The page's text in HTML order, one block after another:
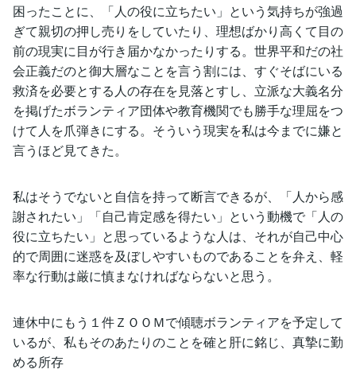
困ったことに、「人の役に立ちたい」という気持ちが強過
ぎて親切の押し売りをしていたり、理想ばかり高くて目の
前の現実に目が行き届かなかったりする。世界平和だの社
会正義だのと御大層なことを言う割には、すぐそばにいる
救済を必要とする人の存在を見落とすし、立派な大義名分
を掲げたボランティア団体や教育機関でも勝手な理屈をつ
けて人を爪弾きにする。そういう現実を私は今までに嫌と
言うほど見てきた。
私はそうでないと自信を持って断言できるが、「人から感
謝されたい」「自己肯定感を得たい」という動機で「人の
役に立ちたい」と思っているような人は、それが自己中心
的で周囲に迷惑を及ぼしやすいものであることを弁え、軽
率な行動は厳に慎まなければならないと思う。
連休中にもう１件ＺＯＯＭで傾聴ボランティアを予定して
いるが、私もそのあたりのことを確と肝に銘じ、真摯に勤
める所存